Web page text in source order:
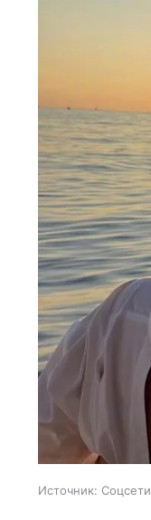
Источник: Соцсети